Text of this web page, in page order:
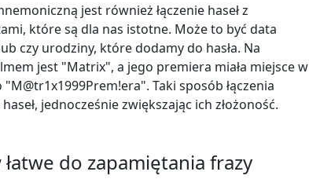
jest również łączenie haseł z
które są dla nas istotne. Może to być data
czy urodziny, które dodamy do hasła. Na
jest "Matrix", a jego premiera miała miejsce w
Taki sposób łączenia
jednocześnie zwiększając ich złożoność.
łatwe do zapamiętania frazy